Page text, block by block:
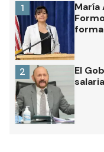
María
1
El
2